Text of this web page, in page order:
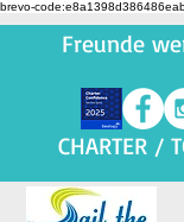
brevo-
Freunde
CHARTER /